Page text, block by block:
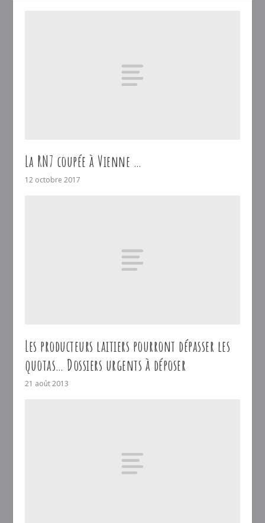
La RN7 coupée à Vienne …
12 octobre 2017
Les producteurs laitiers pourront dépasser les
quotas… Dossiers urgents à déposer
21 août 2013